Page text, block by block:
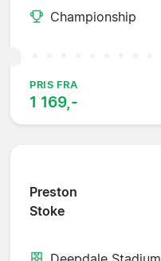
Championship
PRIS FRA
1 169,-
Preston
Stoke